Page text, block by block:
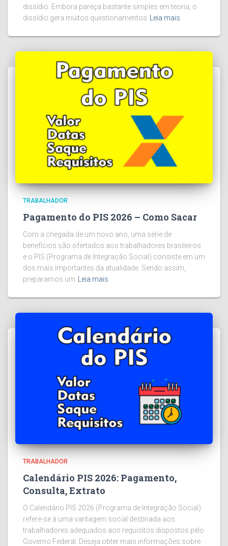
dissídio. Embora pareça bastante simples em teoria, o
dissídio gera muitos questionamentos
Leia mais
TRABALHADOR
Pagamento do PIS 2026 – Como Sacar
Com a chegada de um novo ano, uma série de
benefícios são ofertados aos trabalhadores brasileiros
e o PIS (Programa de Integração Social) consiste em um
dos mais importantes da atualidade. Sendo assim,
preparamos um Leia mais
TRABALHADOR
Calendário PIS 2026: Pagamento,
Consulta, Extrato
O Calendário PIS 2026 (Programa de Integração Social)
refere-se à uma vantagem social destinada aos
trabalhadores adequados aos requisitos dispostos pelo
Governo Federal. Deseja obter mais informações sobre